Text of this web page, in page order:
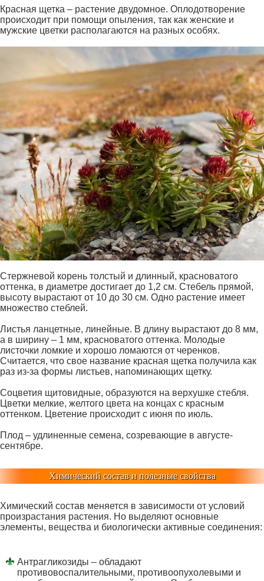
Красная щетка – растение двудомное. Оплодотворение
происходит при помощи опыления, так как женские и
мужские цветки располагаются на разных особях.
Стержневой корень толстый и длинный, красноватого
оттенка, в диаметре достигает до 1,2 см. Стебель прямой,
высоту вырастают от 10 до 30 см. Одно растение имеет
множество стеблей.
Листья ланцетные, линейные. В длину вырастают до 8 мм,
а в ширину – 1 мм, красноватого оттенка. Молодые
листочки ломкие и хорошо ломаются от черенков.
Считается, что свое название красная щетка получила как
раз из-за формы листьев, напоминающих щетку.
Соцветия щитовидные, образуются на верхушке стебля.
Цветки мелкие, желтого цвета на концах с красным
оттенком. Цветение происходит с июня по июль.
Плод – удлиненные семена, созревающие в августе-
сентябре.
Химический состав и полезные свойства
Химический состав меняется в зависимости от условий
произрастания растения. Но выделяют основные
элементы, вещества и биологически активные соединения:
Антрагликозиды – обладают
противовоспалительными, противоопухолевыми и